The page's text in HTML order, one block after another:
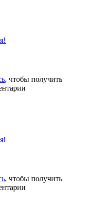
, чтобы получить
, чтобы получить